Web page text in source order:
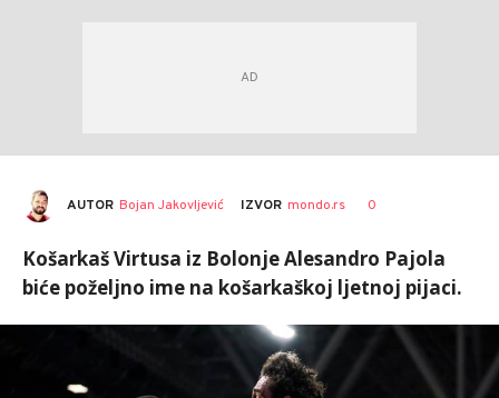
AUTOR Bojan Jakovljević IZVOR mondo.rs 0
Košarkaš Virtusa iz Bolonje Alesandro Pajola
biće poželjno ime na košarkaškoj ljetnoj pijaci.